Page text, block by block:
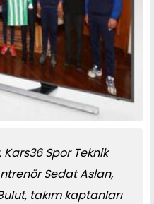
Kars36 Spor Teknik
Sedat Aslan,
takım kaptanları